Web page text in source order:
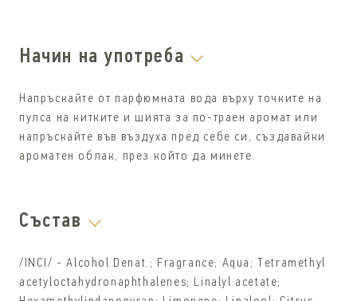
Начин на употреба
Напръскайте от парфюмната вода върху точките на
пулса на китките и шията за по-траен аромат или
напръскайте във въздуха пред себе си, създавайки
ароматен облак, през който да минете.
Състав
/INCI/ - Alcohol Denat.; Fragrance; Aqua; Tetramethyl
acetyloctahydronaphthalenes; Linalyl acetate;